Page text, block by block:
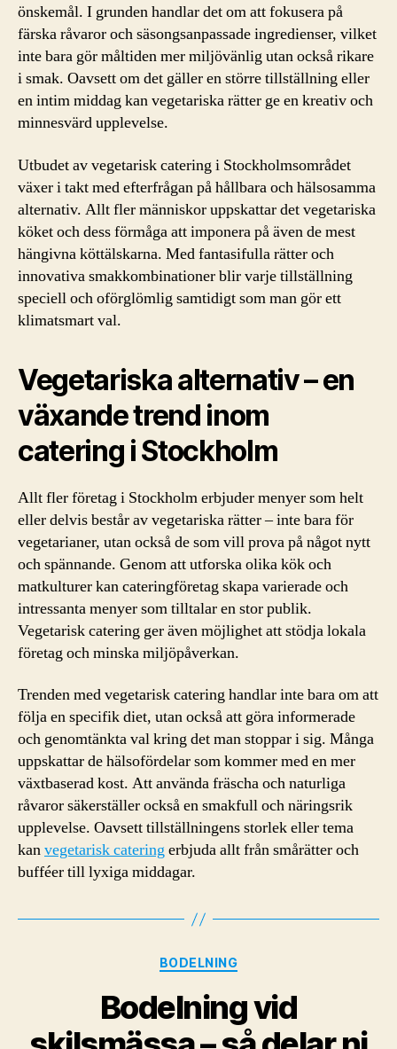
önskemål. I grunden handlar det om att fokusera på
färska råvaror och säsongsanpassade ingredienser, vilket
inte bara gör måltiden mer miljövänlig utan också rikare
i smak. Oavsett om det gäller en större tillställning eller
en intim middag kan vegetariska rätter ge en kreativ och
minnesvärd upplevelse.
Utbudet av vegetarisk catering i Stockholmsområdet
växer i takt med efterfrågan på hållbara och hälsosamma
alternativ. Allt fler människor uppskattar det vegetariska
köket och dess förmåga att imponera på även de mest
hängivna köttälskarna. Med fantasifulla rätter och
innovativa smakkombinationer blir varje tillställning
speciell och oförglömlig samtidigt som man gör ett
klimatsmart val.
Vegetariska alternativ – en
växande trend inom
catering i Stockholm
Allt fler företag i Stockholm erbjuder menyer som helt
eller delvis består av vegetariska rätter – inte bara för
vegetarianer, utan också de som vill prova på något nytt
och spännande. Genom att utforska olika kök och
matkulturer kan cateringföretag skapa varierade och
intressanta menyer som tilltalar en stor publik.
Vegetarisk catering ger även möjlighet att stödja lokala
företag och minska miljöpåverkan.
Trenden med vegetarisk catering handlar inte bara om att
följa en specifik diet, utan också att göra informerade
och genomtänkta val kring det man stoppar i sig. Många
uppskattar de hälsofördelar som kommer med en mer
växtbaserad kost. Att använda fräscha och naturliga
råvaror säkerställer också en smakfull och näringsrik
upplevelse. Oavsett tillställningens storlek eller tema
kanvegetarisk cateringerbjuda allt från smårätter och
bufféer till lyxiga middagar.
Kategorier
BODELNING
Bodelning vid